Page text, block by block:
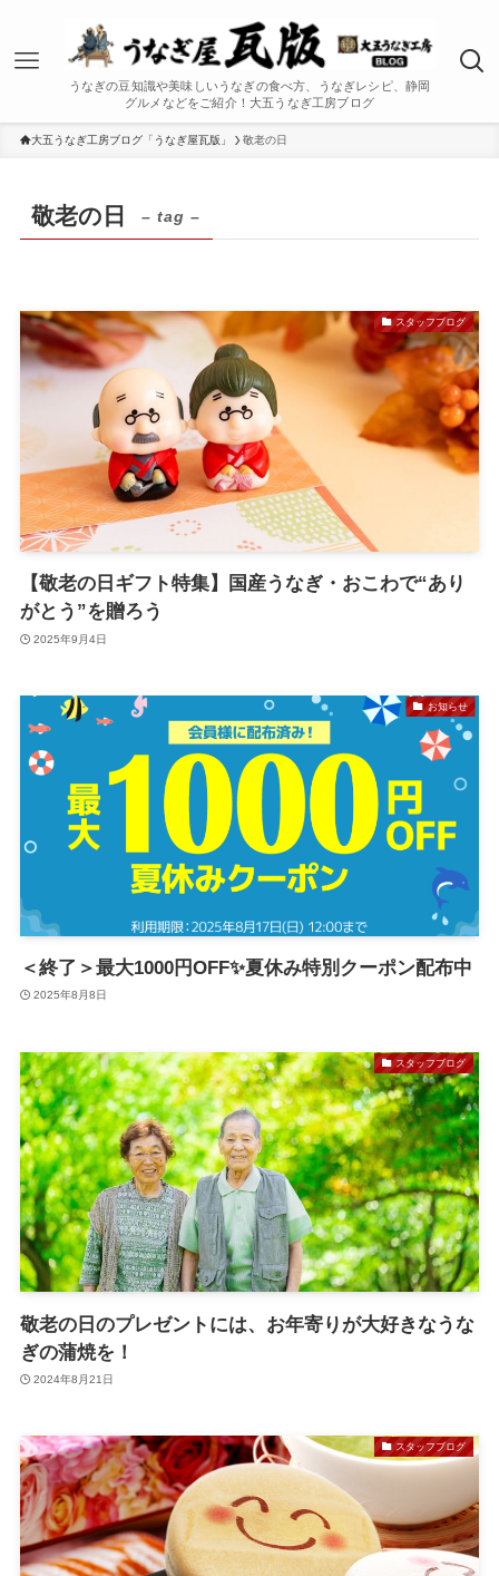
うなぎの豆知識や美味しいうなぎの食べ方、うなぎレシピ、静岡
グルメなどをご紹介！大五うなぎ工房ブログ
大五うなぎ工房ブログ「うなぎ屋瓦版」 敬老の日
敬老の日 – tag –
スタッフブログ
【敬老の日ギフト特集】国産うなぎ・おこわで“あり
がとう”を贈ろう
2025年9月4日
お知らせ
＜終了＞最大1000円OFF✨夏休み特別クーポン配布中
2025年8月8日
スタッフブログ
敬老の日のプレゼントには、お年寄りが大好きなうな
ぎの蒲焼を！
2024年8月21日
スタッフブログ